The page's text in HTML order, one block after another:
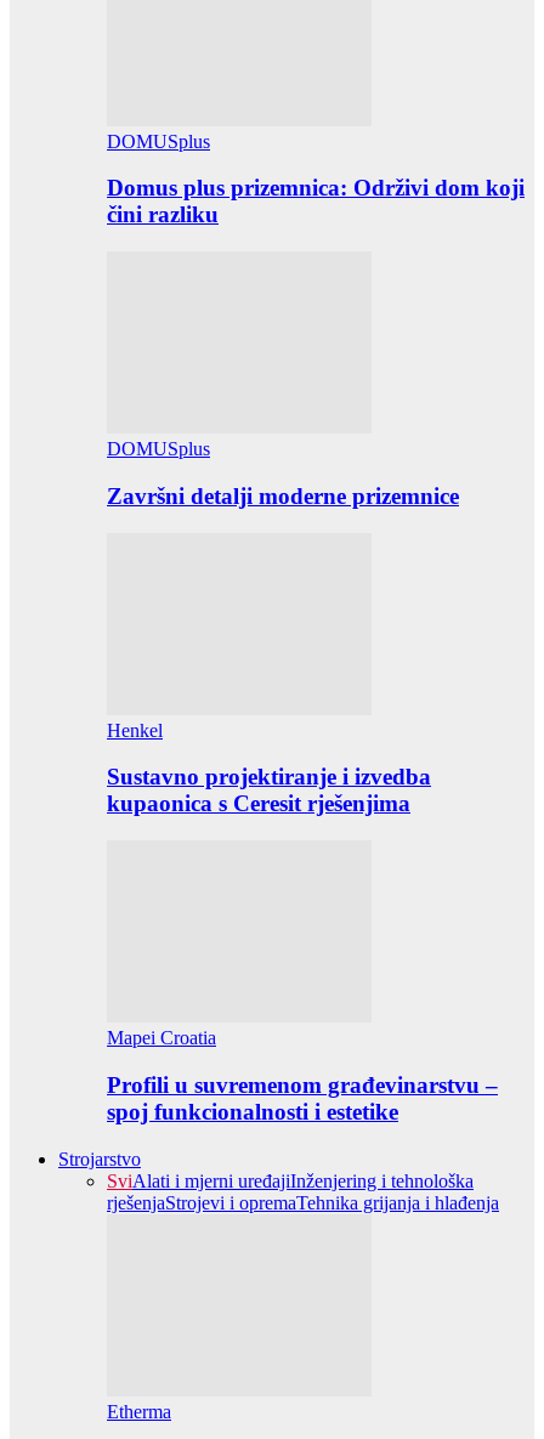
DOMUSplus
Domus plus prizemnica: Održivi dom koji
čini razliku
DOMUSplus
Završni detalji moderne prizemnice
Henkel
Sustavno projektiranje i izvedba
kupaonica s Ceresit rješenjima
Mapei Croatia
Profili u suvremenom građevinarstvu –
spoj funkcionalnosti i estetike
Strojarstvo
SviAlati i mjerni uređajiInženjering i tehnološka
rješenjaStrojevi i opremaTehnika grijanja i hlađenja
Etherma